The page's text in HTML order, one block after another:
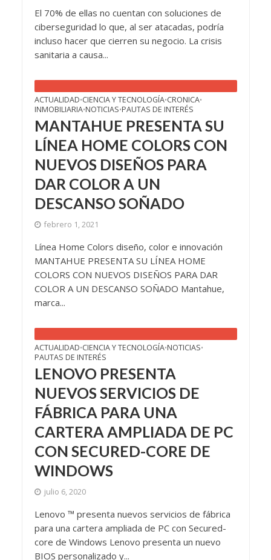
El 70% de ellas no cuentan con soluciones de
ciberseguridad lo que, al ser atacadas, podría
incluso hacer que cierren su negocio. La crisis
sanitaria a causa...
ACTUALIDAD•CIENCIA Y TECNOLOGÍA•CRONICA•
INMOBILIARIA•NOTICIAS•PAUTAS DE INTERÉS
MANTAHUE PRESENTA SU
LÍNEA HOME COLORS CON
NUEVOS DISEÑOS PARA
DAR COLOR A UN
DESCANSO SOÑADO
febrero 1, 2021
Línea Home Colors diseño, color e innovación
MANTAHUE PRESENTA SU LÍNEA HOME
COLORS CON NUEVOS DISEÑOS PARA DAR
COLOR A UN DESCANSO SOÑADO Mantahue,
marca...
ACTUALIDAD•CIENCIA Y TECNOLOGÍA•NOTICIAS•
PAUTAS DE INTERÉS
LENOVO PRESENTA
NUEVOS SERVICIOS DE
FÁBRICA PARA UNA
CARTERA AMPLIADA DE PC
CON SECURED-CORE DE
WINDOWS
julio 6, 2020
Lenovo ™ presenta nuevos servicios de fábrica
para una cartera ampliada de PC con Secured-
core de Windows Lenovo presenta un nuevo
BIOS personalizado y...